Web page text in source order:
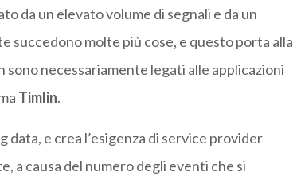
da un elevato volume di segnali e da un
succedono molte più cose, e questo porta alla
necessariamente legati alle applicazioni
Timlin.
data, e crea l’esigenza di service provider
a causa del numero degli eventi che si